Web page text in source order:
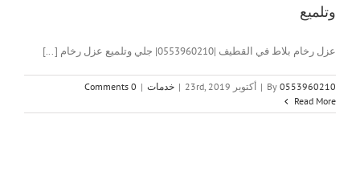
وتلميع
عزل رخام بلاط في القطيف |0553960210| جلي وتلميع عزل رخام [...]
By 0553960210
| أكتوبر 23rd, 2019 | خدمات |
0 Comments
Read More